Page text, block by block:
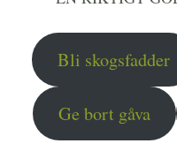
Bli skogsfadder
Ge bort gåva